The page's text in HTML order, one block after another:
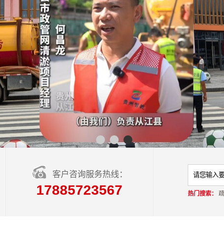
客户咨询服务热线：
17885723567 热门搜索：